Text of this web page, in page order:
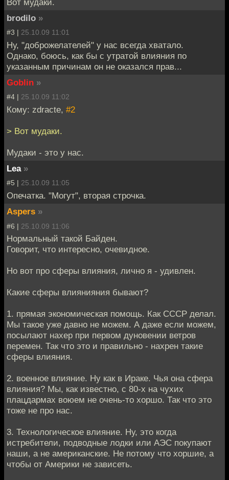
Вот мудаки.
brodilo »
#3 | 25.10.09 11:01
Ну, "доброжелателей" у нас всегда хватало.
Однако, боюсь, как бы с утратой влияния по
указанным причинам он не оказался прав...
Goblin »
#4 | 25.10.09 11:02
Кому: zdracte, #2
> Вот мудаки.
Мудаки - это у нас.
Lea »
#5 | 25.10.09 11:05
Опечатка. "Могут", вторая строчка.
Aspers »
#6 | 25.10.09 11:06
Нормальный такой Байден.
Говорит, что интересно, очевидное.
Но вот про сферы влияния, лично я - удивлен.
Какие сферы влиянияния бывают?
1. прямая экономическая помощь. Как СССР делал.
Мы такое уже давно не можем. А даже если можем,
посылают нахер при первом дуновении ветров
перемен. Так что это и правильно - нахрен такие
сферы влияния.
2. военное влияние. Ну как в Ираке. Чья она сфера
влияния? Мы, как известно, с 80-х на чухих
плацдармах воюем не очень-то хоршо. Так что это
тоже не про нас.
3. Технологическое влияние. Ну, это когда
истребители, подводные лодки или АЭС покупают
наши, а не американские. Не потому что хоршие, а
чтобы от Америки не зависеть.